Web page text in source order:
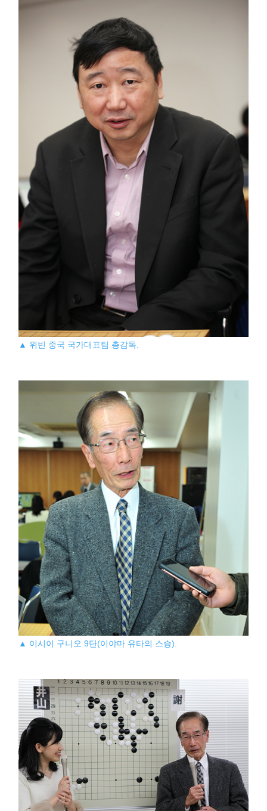
▲ 위빈 중국 국가대표팀 총감독.
▲ 이시이 구니오 9단(이야마 유타의 스승).